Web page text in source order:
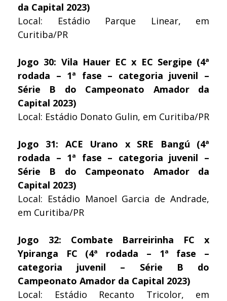
da Capital 2023)
Local: Estádio Parque Linear, em
Curitiba/PR
Jogo 30: Vila Hauer EC x EC Sergipe (4ª
rodada – 1ª fase – categoria juvenil –
Série B do Campeonato Amador da
Capital 2023)
Local: Estádio Donato Gulin, em Curitiba/PR
Jogo 31: ACE Urano x SRE Bangú (4ª
rodada – 1ª fase – categoria juvenil –
Série B do Campeonato Amador da
Capital 2023)
Local: Estádio Manoel Garcia de Andrade,
em Curitiba/PR
Jogo 32: Combate Barreirinha FC x
Ypiranga FC (4ª rodada – 1ª fase –
categoria juvenil – Série B do
Campeonato Amador da Capital 2023)
Local: Estádio Recanto Tricolor, em